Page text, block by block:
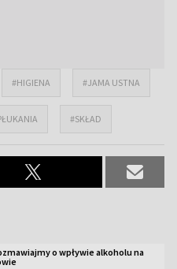
#HIGIENA #JAMA USTNA
#SKŁAD
o wpływie alkoholu na